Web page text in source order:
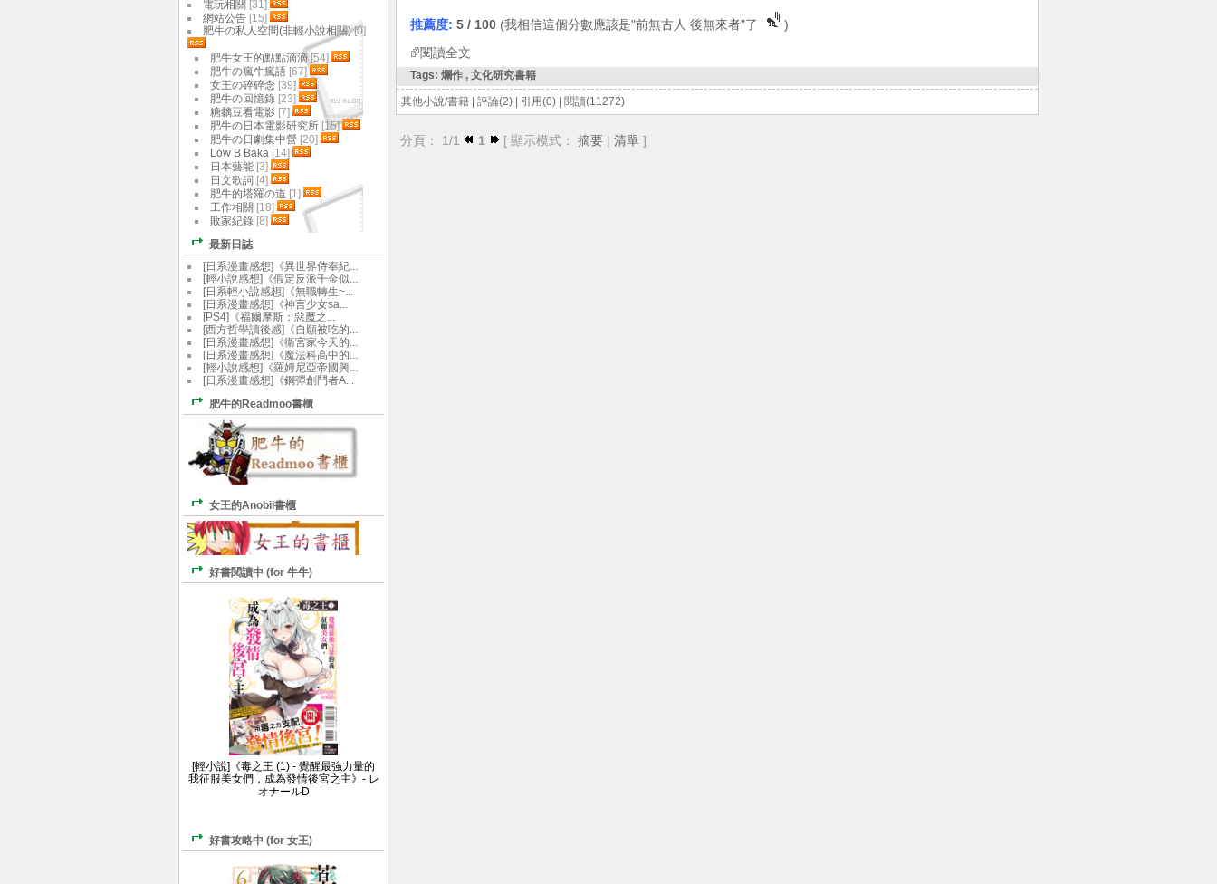
推薦度: 5 / 100 (我相信這個分數應該是"前無古人 後無來者"了
)
閱讀全文
Tags: 爛作 , 文化研究書籍
其他小說/書籍 評論(2) 引用(0) 閱讀(11272)
分頁： 1/1 1 [ 顯示模式： 摘要 | 清單 ]
電玩相關 [31]
網站公告 [15]
肥牛の私人空間(非輕小說相關)[0]
肥牛女王的點點滴滴[54]
肥牛の瘋牛瘋語 [67]
女王の碎碎念 [39]
肥牛の回憶錄 [23]
糖黐豆看電影 [7]
肥牛の日本電影研究所 [15]
肥牛の日劇集中營 [20]
Low B Baka [14]
日本藝能 [3]
日文歌詞 [4]
肥牛的塔羅の道 [1]
工作相關 [18]
敗家紀錄 [8]
最新日誌
[日系漫畫感想]《異世界侍奉紀...
[輕小說感想]《假定反派千金似...
[日系輕小說感想]《無職轉生~...
[日系漫畫感想]《神言少女sa...
[PS4]《福爾摩斯：惡魔之...
[西方哲學讀後感]《自願被吃的...
[日系漫畫感想]《衛宮家今天的...
[日系漫畫感想]《魔法科高中的...
[輕小說感想]《羅姆尼亞帝國興...
[日系漫畫感想]《鋼彈創鬥者A...
肥牛的Readmoo書櫃
女王的Anobii書櫃
好書閱讀中 (for 牛牛)
[輕小說]《毒之王 (1) - 覺醒最強力量的
我征服美女們，成為發情後宮之主》- レ
オナールD
好書攻略中 (for 女王)